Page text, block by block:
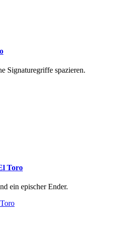
Signaturegriffe spazieren.
Toro
ein epischer Ender.